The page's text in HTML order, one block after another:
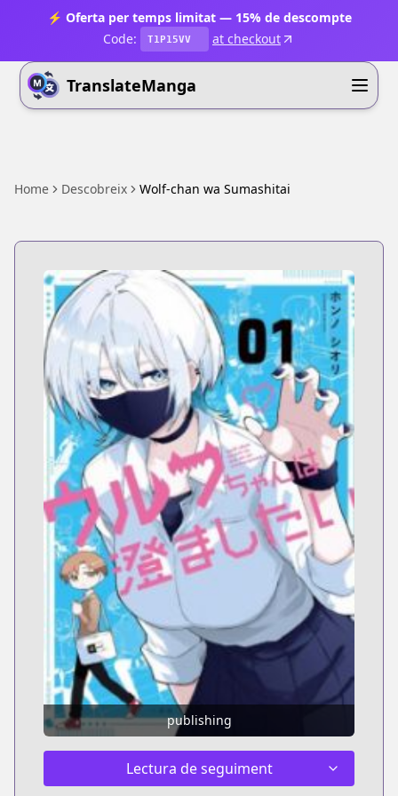
⚡ Oferta per temps limitat — 15% de descompte
Code:
T1P15VV at checkout
TranslateManga
Home Descobreix Wolf-chan wa Sumashitai
publishing
Lectura de seguiment